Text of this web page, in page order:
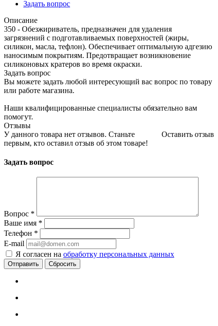
Задать вопрос
Описание
350 - Обезжириватель, предназначен для удаления
загрязнений с подготавливаемых поверхностей (жиры,
силикон, масла, тефлон). Обеспечивает оптимальную адгезию
наносимым покрытиям. Предотвращает возникновение
силиконовых кратеров во время окраски.
Задать вопрос
Вы можете задать любой интересующий вас вопрос по товару
или работе магазина.
Наши квалифицированные специалисты обязательно вам
помогут.
Отзывы
Оставить отзыв
У данного товара нет отзывов. Станьте
первым, кто оставил отзыв об этом товаре!
Задать вопрос
Вопрос *
Ваше имя *
Телефон *
E-mail
Я согласен на обработку персональных данных
Сбросить